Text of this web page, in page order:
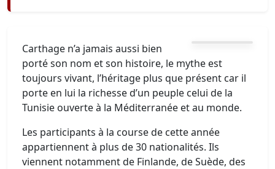
Carthage n’a jamais aussi bien
porté son nom et son histoire, le mythe est
toujours vivant, l’héritage plus que présent car il
porte en lui la richesse d’un peuple celui de la
Tunisie ouverte à la Méditerranée et au monde.
Les participants à la course de cette année
appartiennent à plus de 30 nationalités. Ils
viennent notamment de Finlande, de Suède, des